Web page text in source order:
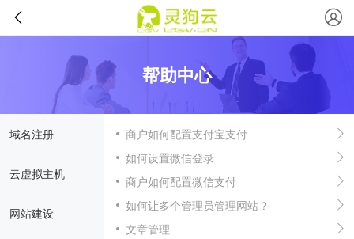
帮助中心
域名注册
云虚拟主机
网站建设
商户如何配置支付宝支付
如何设置微信登录
商户如何配置微信支付
如何让多个管理员管理网站？
文章管理